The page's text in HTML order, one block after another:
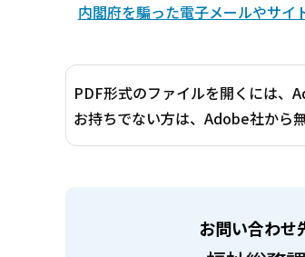
内閣府を騙った電子メールやサイ
PDF形式のファイルを開くには、
お持ちでない方は、Adobe社から
お問い合わせ